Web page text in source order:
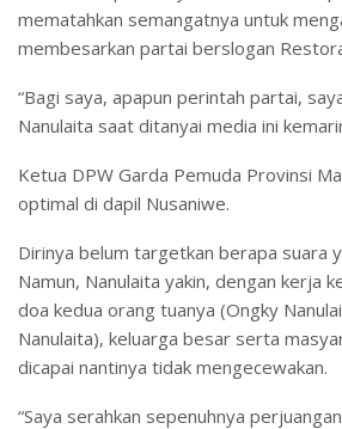
mematahkan semangatnya untuk
membesarkan partai berslogan
“Bagi saya, apapun perintah partai,
Nanulaita saat ditanyai media ini
Ketua DPW Garda Pemuda Provinsi
optimal di dapil Nusaniwe.
Dirinya belum targetkan berapa suara
Namun, Nanulaita yakin, dengan kerja
doa kedua orang tuanya (Ongky
Nanulaita), keluarga besar serta
dicapai nantinya tidak mengecewakan.
“Saya serahkan sepenuhnya